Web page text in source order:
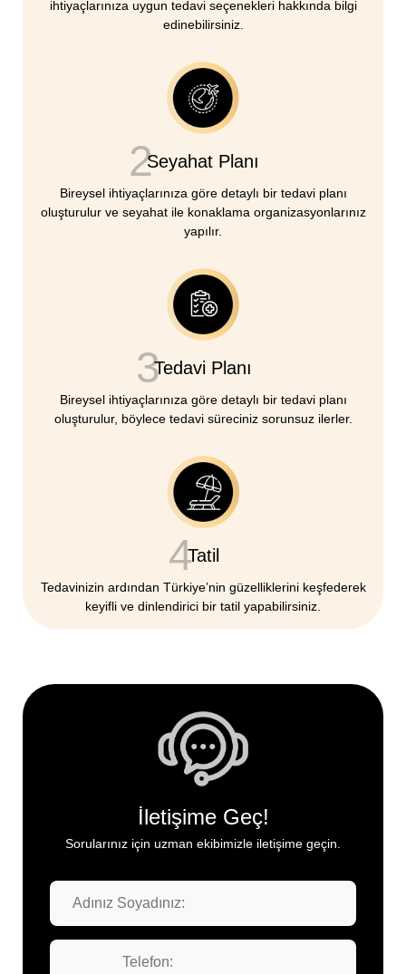
ihtiyaçlarınıza uygun tedavi seçenekleri hakkında bilgi
edinebilirsiniz.
2Seyahat Planı
Bireysel ihtiyaçlarınıza göre detaylı bir tedavi planı
oluşturulur ve seyahat ile konaklama organizasyonlarınız
yapılır.
3Tedavi Planı
Bireysel ihtiyaçlarınıza göre detaylı bir tedavi planı
oluşturulur, böylece tedavi süreciniz sorunsuz ilerler.
4Tatil
Tedavinizin ardından Türkiye’nin güzelliklerini keşfederek
keyifli ve dinlendirici bir tatil yapabilirsiniz.
İletişime Geç!
Sorularınız için uzman ekibimizle iletişime geçin.